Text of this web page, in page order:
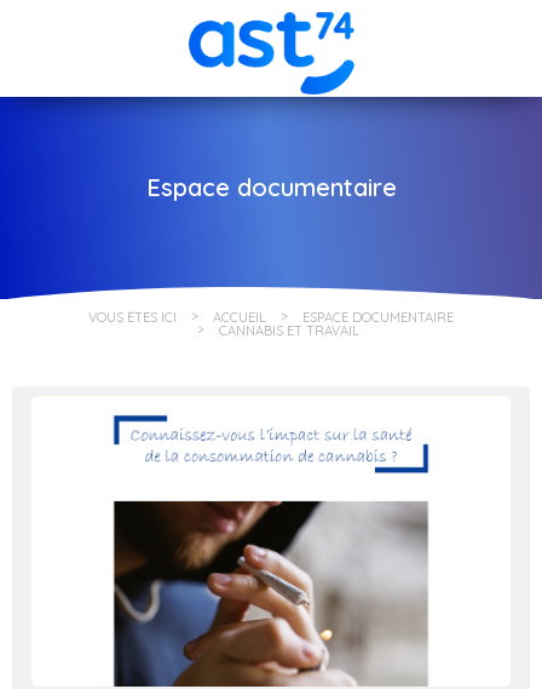
Espace documentaire
VOUS ÊTES ICI ACCUEIL ESPACE DOCUMENTAIRE
CANNABIS ET TRAVAIL